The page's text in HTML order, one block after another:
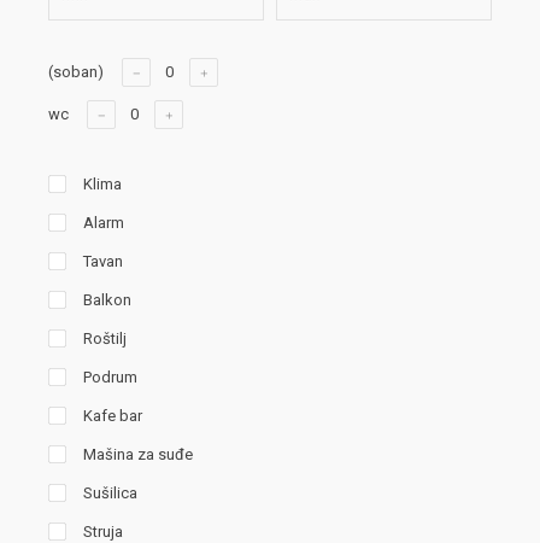
(soban)
wc
Klima
Alarm
Tavan
Balkon
Roštilj
Podrum
Kafe bar
Mašina za suđe
Sušilica
Struja